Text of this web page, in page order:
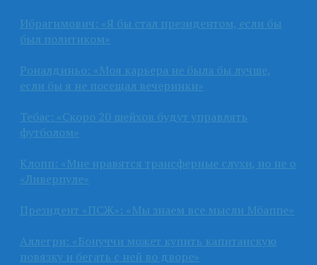
Ибрагимович: «Я бы стал президентом, если бы
был политиком»
Роналдиньо: «Моя карьера не была бы лучше,
если бы я не посещал вечеринки»
Тебас: «Скоро 20 шейхов будут управлять
футболом»
Клопп: «Мне нравятся трансферные слухи, но не о
«Ливерпуле»
Президент «ПСЖ»: «Мы знаем все мысли Мбаппе»
Аллегри: «Бонуччи может купить капитанскую
повязку и бегать с ней во дворе»